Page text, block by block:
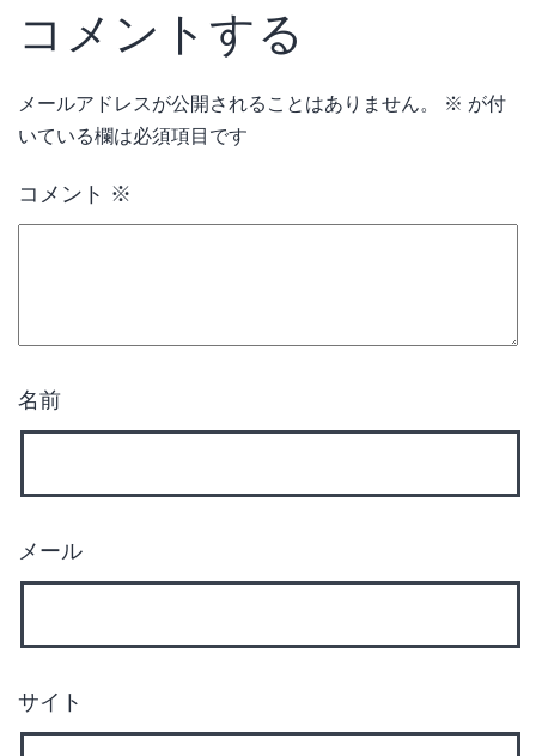
コメントする
メールアドレスが公開されることはありません。 ※ が付
いている欄は必須項目です
コメント ※
名前
メール
サイト